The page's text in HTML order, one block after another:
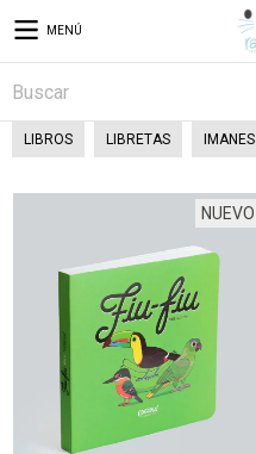
MENÚ
LIBROS LIBRETAS IMANES
NUEVO